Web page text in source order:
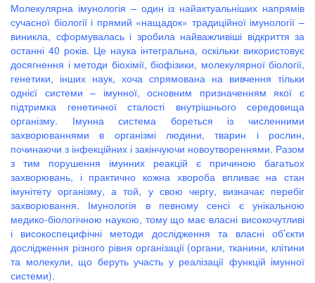
Молекулярна імунологія – один із найактуальніших напрямів
сучасної біології і прямий «нащадок» традиційної імунології –
виникла, сформувалась і зробила найважливіші відкриття за
останні 40 років. Це наука інтегральна, оскільки використовує
досягнення і методи біохімії, біофізики, молекулярної біології,
генетики, інших наук, хоча спрямована на вивчення тільки
однієї системи – імунної, основним призначенням якої є
підтримка генетичної сталості внутрішнього середовища
організму. Імунна система бореться із численними
захворюваннями в організмі людини, тварин і рослин,
починаючи з інфекційних і закінчуючи новоутвореннями. Разом
з тим порушення імунних реакцій є причиною багатьох
захворювань, і практично кожна хвороба впливає на стан
імунітету організму, а той, у свою чергу, визначає перебіг
захворювання. Імунологія в певному сенсі є унікальною
медико-біологічною наукою, тому що має власні високочутливі
і високоспецифічні методи дослідження та власні об’єкти
дослідження різного рівня організації (органи, тканини, клітини
та молекули, що беруть участь у реалізації функцій імунної
системи).